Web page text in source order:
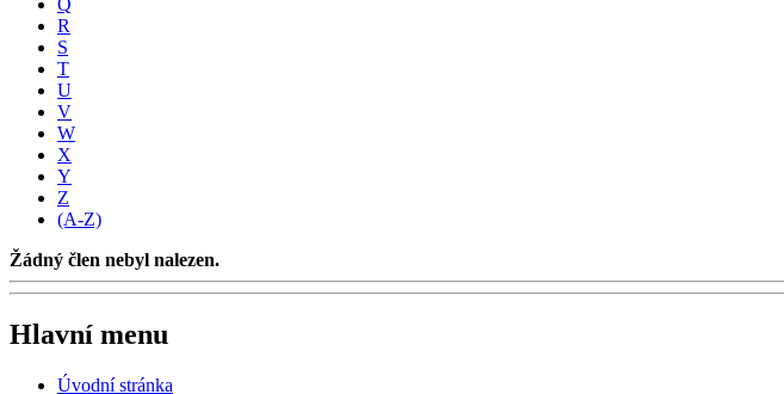
R
S
T
U
V
W
X
Y
Z
(A-Z)
Žádný člen nebyl nalezen.
Hlavní menu
Úvodní stránka